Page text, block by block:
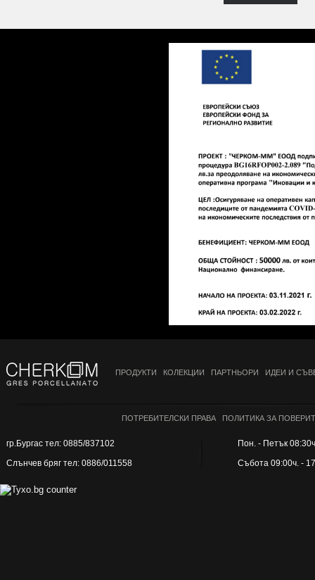
ПРОДУКТИ КОЛЕКЦИИ ПАРТНЬОРИ ИДЕИ И
ПОТРЕБИТЕЛСКИ ПРАВА ПОЛИТИКА ЗА
гр.Бургас тел: 0885/837102
Слънчев бряг тел: 0886/011558
Пон. - Петък
Събота 09:00ч. -